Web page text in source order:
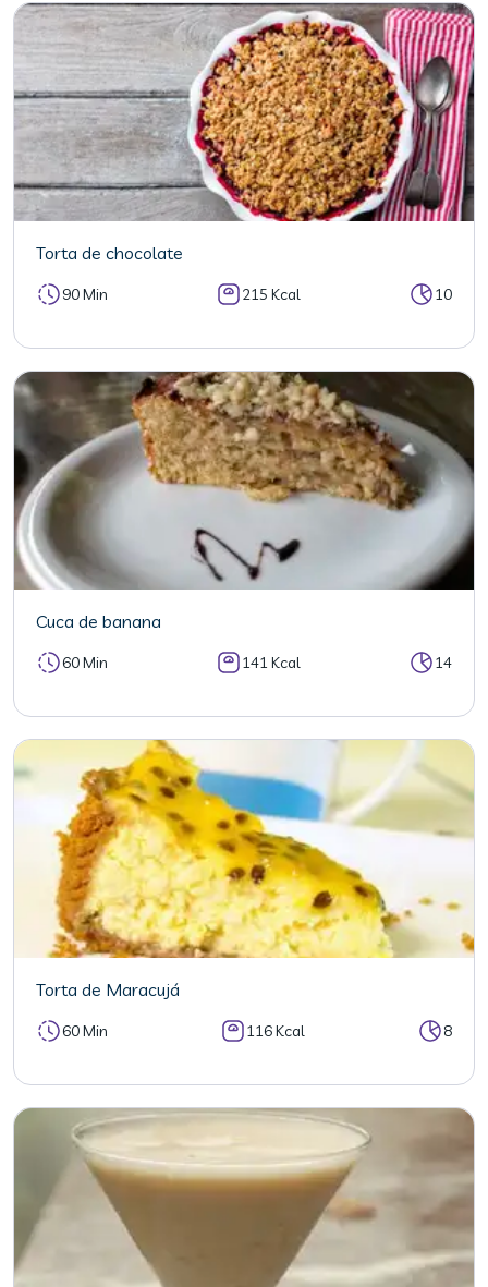
Torta de chocolate
90 Min 215 Kcal 10
Cuca de banana
60 Min 141 Kcal 14
Torta de Maracujá
60 Min 116 Kcal 8